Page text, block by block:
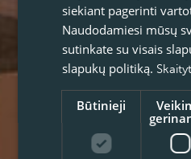
siekiant pagerinti
Naudodamiesi mūsų
sutinkate su visais
slapukų politiką.
Būtinieji